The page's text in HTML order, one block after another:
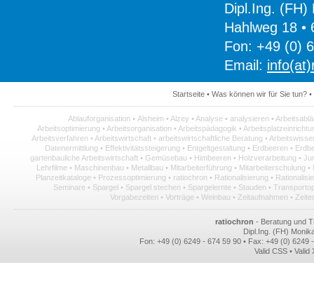
Dipl.Ing. (FH)
Hahlweg 18 •
Fon: +49 (0)
Email:
Startseite• Was können wir für Sie tun?•
Ablauforganisation • Alsheim • Alzey • Analyse • analysieren •
Arbeitsoptimierung • Arbeitsorganisation • Arbeitspädagogik •
Arbeitsverfahren • Arbeitswirtschaft• arbeitswirtschaftliche Beratung •
Datenermittlung • Effektivitätssteigerung • Entgeltgestaltung • Erdbeeren •
gartenbauliche Arbeitswirtschaft• Gemüsebau • Himbeeren • Holzverarbeitung •
Lehrfilme • Maschinenbau • Metallbau • Mitarbeiterführung • Mitarbeiterschulung •
Planzeitkataloge • Prozessoptimierung • ratiochron • Rationalisierung •
Seminare • Spargel • Spargel stechen • Spargelernte • Stauden •
Vorgabezeiten • Vorträge • Weinbau • Zeitaufnahmen •
ratiochron - Beratung und
Dipl.Ing. (FH)
Fon: +49 (0) 6249 - 674 59 90 • Fax: +49 (0) 6249
Valid CSS• Valid